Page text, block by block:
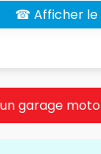
☎ Afficher le
garage